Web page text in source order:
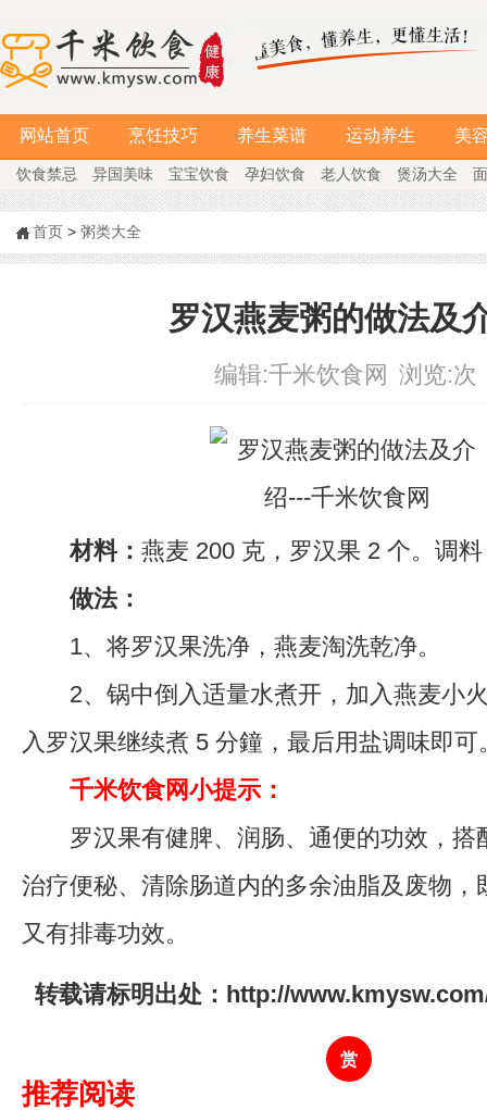
网站首页 烹饪技巧 养生菜谱 运动养生 美
饮食禁忌 异国美味 宝宝饮食 孕妇饮食 老人饮食 煲汤大全
首页 > 粥类大全
罗汉燕麦粥的做法及
编辑:千米饮食网 浏览:次
材料： 燕麦 200 克，罗汉果 2 个。调
做法：
1、将罗汉果洗净，燕麦淘洗乾净。
2、锅中倒入适量水煮开，加入燕麦小
入罗汉果继续煮 5 分鐘，最后用盐调味即可
千米饮食网小提示：
罗汉果有健脾、润肠、通便的功效，搭
治疗便秘、清除肠道内的多余油脂及废物，
又有排毒功效。
转载请标明出处：http://
赏
推荐阅读